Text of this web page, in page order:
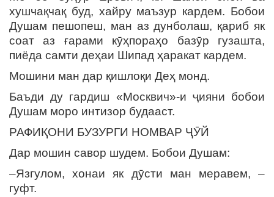
хушчақчақ буд, хайру маъзур кардем. Бобои
Душам пешопеш, ман аз дунболаш, қариб як
соат аз ғарами кӯҳпораҳо базӯр гузашта,
пиёда самти деҳаи Шипад ҳаракат кардем.
Мошини ман дар қишлоқи Деҳ монд.
Баъди ду гардиш «Москвич»-и ҷияни бобои
Душам моро интизор будааст.
РАФИҚОНИ БУЗУРГИ НОМВАР ҶӮЙ
Дар мошин савор шудем. Бобои Душам:
–Язгулом, хонаи як дӯсти ман меравем, –
гуфт.